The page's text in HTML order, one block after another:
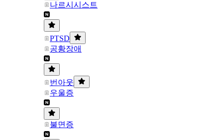
나르시시스트
PTSD
공황장애
번아웃
우울증
불면증